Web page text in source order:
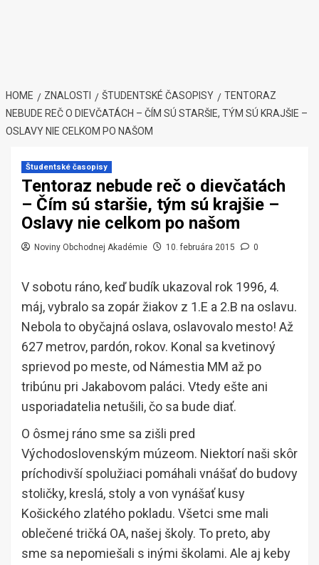
HOME ZNALOSTI ŠTUDENTSKÉ ČASOPISY
TENTORAZ
NEBUDE REČ O DIEVČATÁCH – ČÍM SÚ STARŠIE, TÝM SÚ KRAJŠIE –
OSLAVY NIE CELKOM PO NAŠOM
Študentské časopisy
Tentoraz nebude reč o dievčatách
– Čím sú staršie, tým sú krajšie –
Oslavy nie celkom po našom
Noviny Obchodnej Akadémie 10. februára 2015 0
V sobotu ráno, keď budík ukazoval rok 1996, 4.
máj, vybralo sa zopár žiakov z 1.E a 2.B na oslavu.
Nebola to obyčajná oslava, oslavovalo mesto! Až
627 metrov, pardón, rokov. Konal sa kvetinový
sprievod po meste, od Námestia MM až po
tribúnu pri Jakabovom paláci. Vtedy ešte ani
usporiadatelia netušili, čo sa bude diať.
O ôsmej ráno sme sa zišli pred
Východoslovenským múzeom. Niektorí naši skôr
príchodivší spolužiaci pomáhali vnášať do budovy
stoličky, kreslá, stoly a von vynášať kusy
Košického zlatého pokladu. Všetci sme mali
oblečené tričká OA, našej školy. To preto, aby
sme sa nepomiešali s inými školami. Ale aj keby